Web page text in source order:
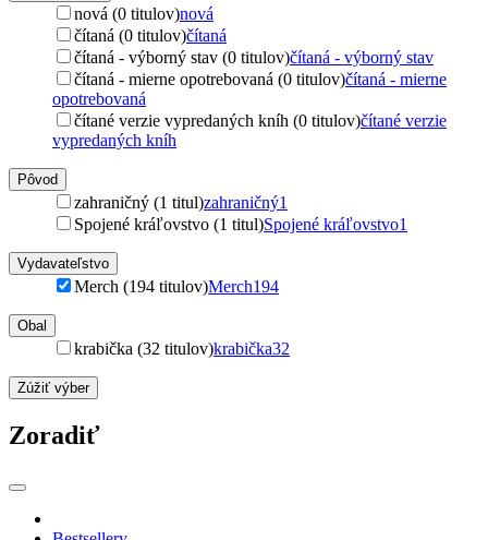
nová (0 titulov)nová
čítaná (0 titulov)čítaná
čítaná - výborný stav (0 titulov)čítaná - výborný stav
čítaná - mierne opotrebovaná (0 titulov)čítaná - mierne
opotrebovaná
čítané verzie vypredaných kníh (0 titulov)čítané verzie
vypredaných kníh
Pôvod
zahraničný (1 titul)zahraničný1
Spojené kráľovstvo (1 titul)Spojené kráľovstvo1
Vydavateľstvo
Merch (194 titulov)Merch194
Obal
krabička (32 titulov)krabička32
Zúžiť výber
Zoradiť